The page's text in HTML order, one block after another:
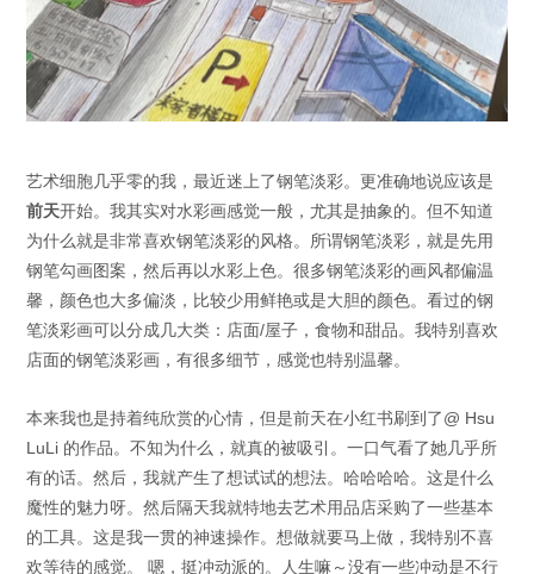
艺术细胞几乎零的我，最近迷上了钢笔淡彩。更准确地说应该是
前天开始。我其实对水彩画感觉一般，尤其是抽象的。但不知道
为什么就是非常喜欢钢笔淡彩的风格。所谓钢笔淡彩，就是先用
钢笔勾画图案，然后再以水彩上色。很多钢笔淡彩的画风都偏温
馨，颜色也大多偏淡，比较少用鲜艳或是大胆的颜色。看过的钢
笔淡彩画可以分成几大类：店面/屋子，食物和甜品。我特别喜欢
店面的钢笔淡彩画，有很多细节，感觉也特别温馨。
本来我也是持着纯欣赏的心情，但是前天在小红书刷到了@ Hsu
LuLi 的作品。不知为什么，就真的被吸引。一口气看了她几乎所
有的话。然后，我就产生了想试试的想法。哈哈哈哈。这是什么
魔性的魅力呀。然后隔天我就特地去艺术用品店采购了一些基本
的工具。这是我一贯的神速操作。想做就要马上做，我特别不喜
欢等待的感觉。 嗯，挺冲动派的。人生嘛～没有一些冲动是不行